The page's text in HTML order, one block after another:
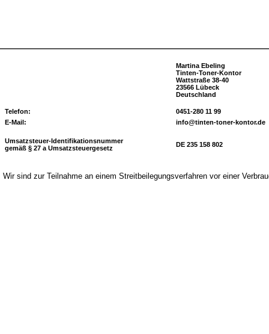
Martina Ebeling
Tinten-Toner-Kontor
Wattstraße 38-40
23566 Lübeck
Deutschland
Telefon:
0451-280 11 99
E-Mail:
info@tinten-toner-kontor.de
Umsatzsteuer-Identifikationsnummer
gemäß § 27 a Umsatzsteuergesetz
DE 235 158 802
Wir sind zur Teilnahme an einem Streitbeilegungsverfahren vor einer